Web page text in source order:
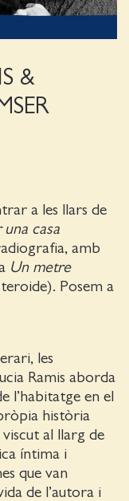
&
a les llars de
casa
amb
Un metre
Posem a
les
Ramis aborda
l’habitatge en el
història
al llarg de
íntima i
que van
de l’autora i